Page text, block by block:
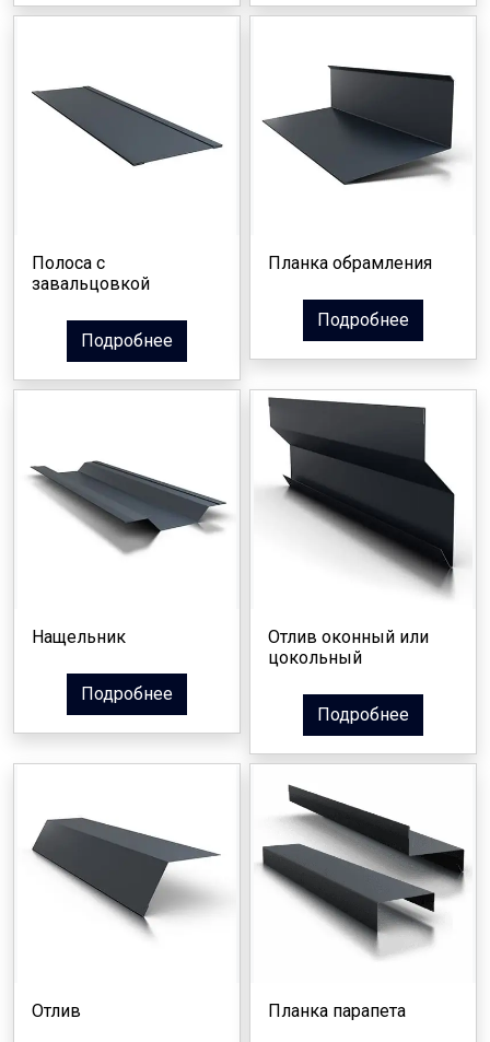
Полоса с
завальцовкой
Подробнее
Планка обрамления
Подробнее
Нащельник
Подробнее
Отлив оконный или
цокольный
Подробнее
Отлив Планка парапета